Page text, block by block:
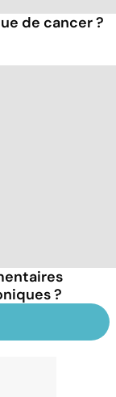
de cancer ?
?